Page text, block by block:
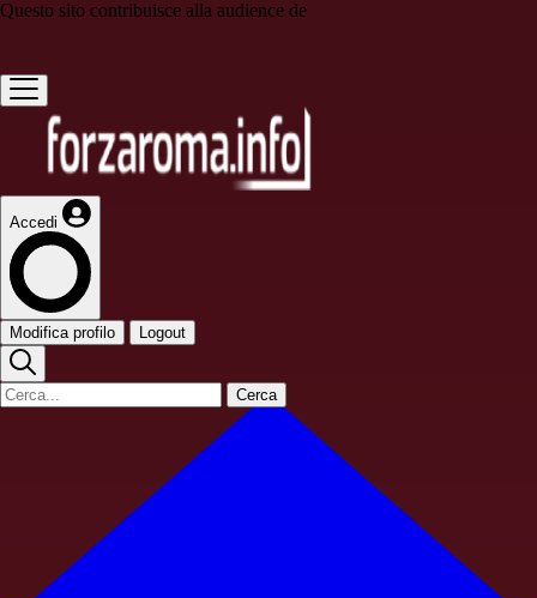
Questo sito contribuisce alla audience de
Accedi
Modifica profilo Logout
Cerca